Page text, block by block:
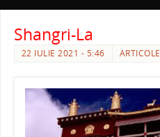
Shangri-La
22 IULIE 2021 - 5:46 ARTICOLE